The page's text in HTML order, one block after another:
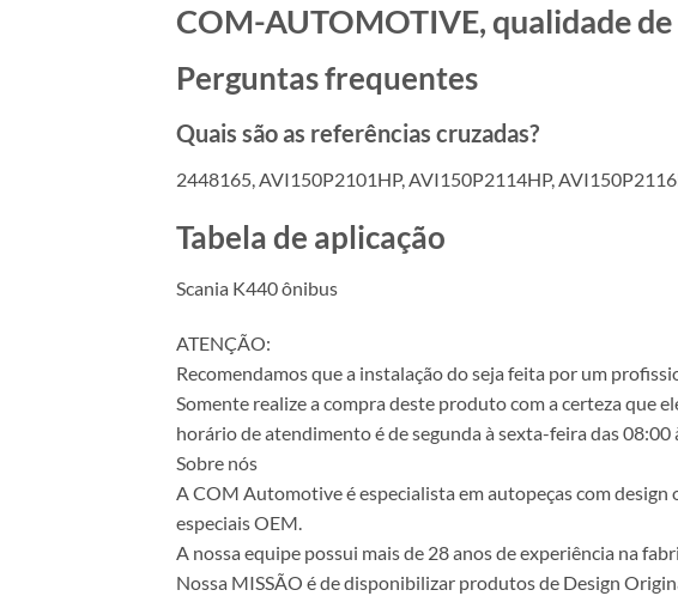
COM-AUTOMOTIVE, qualidade
Perguntas frequentes
Quais são as referências cruzadas?
2448165, AVI150P2101HP, AVI150P2114HP,
Tabela de aplicação
Scania K440 ônibus
ATENÇÃO:
Recomendamos que a instalação do seja feita por um
Somente realize a compra deste produto com a certeza que
horário de atendimento é de segunda à sexta-feira das 08:00
Sobre nós
A COM Automotive é especialista em autopeças com
especiais OEM.
A nossa equipe possui mais de 28 anos de experiência na
Nossa MISSÃO é de disponibilizar produtos de Design